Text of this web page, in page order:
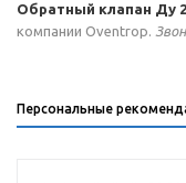
Обратный клапан Ду
компании Oventrop.
Персональные